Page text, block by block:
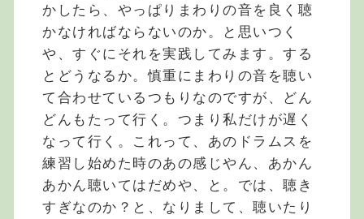
かしたら、やっぱりまわりの音を良く聴
かなければならないのか。と思いつく
や、すぐにそれを実践してみます。する
とどうなるか。慎重にまわりの音を聴い
て合わせているつもりなのですが、どん
どんもたって行く。つまり私だけが遅く
なって行く。これって、あのドラムスを
練習し始めた時のあの感じやん、あかん
あかん聴いてはだめや、と。では、聴き
すぎなのか？と、なりまして、聴いたり